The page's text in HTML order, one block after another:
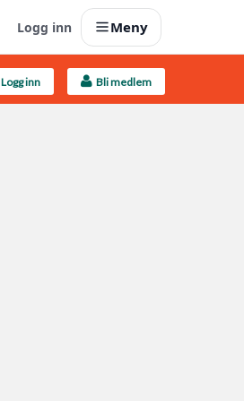
Logg inn Meny
Logg inn Bli medlem